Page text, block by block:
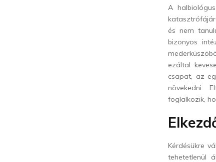
A
és nem
bizonyos
ezáltal
csapat, az
növekedni.
foglalkozik,
Kérdésükre
tehetetlenül